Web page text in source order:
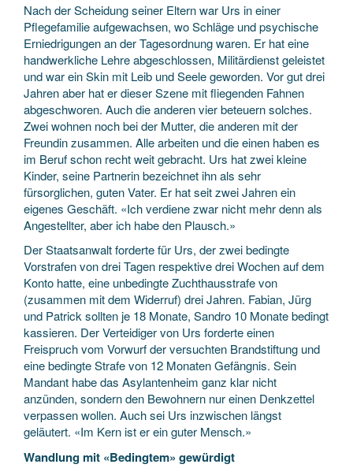
Nach der Scheidung seiner Eltern war Urs in einer
Pflegefamilie aufgewachsen, wo Schläge und psychische
Erniedrigungen an der Tagesordnung waren. Er hat eine
handwerkliche Lehre abgeschlossen, Militärdienst geleistet
und war ein Skin mit Leib und Seele geworden. Vor gut drei
Jahren aber hat er dieser Szene mit fliegenden Fahnen
abgeschworen. Auch die anderen vier beteuern solches.
Zwei wohnen noch bei der Mutter, die anderen mit der
Freundin zusammen. Alle arbeiten und die einen haben es
im Beruf schon recht weit gebracht. Urs hat zwei kleine
Kinder, seine Partnerin bezeichnet ihn als sehr
fürsorglichen, guten Vater. Er hat seit zwei Jahren ein
eigenes Geschäft. «Ich verdiene zwar nicht mehr denn als
Angestellter, aber ich habe den Plausch.»
Der Staatsanwalt forderte für Urs, der zwei bedingte
Vorstrafen von drei Tagen respektive drei Wochen auf dem
Konto hatte, eine unbedingte Zuchthausstrafe von
(zusammen mit dem Widerruf) drei Jahren. Fabian, Jürg
und Patrick sollten je 18 Monate, Sandro 10 Monate bedingt
kassieren. Der Verteidiger von Urs forderte einen
Freispruch vom Vorwurf der versuchten Brandstiftung und
eine bedingte Strafe von 12 Monaten Gefängnis. Sein
Mandant habe das Asylantenheim ganz klar nicht
anzünden, sondern den Bewohnern nur einen Denkzettel
verpassen wollen. Auch sei Urs inzwischen längst
geläutert. «Im Kern ist er ein guter Mensch.»
Wandlung mit «Bedingtem» gewürdigt